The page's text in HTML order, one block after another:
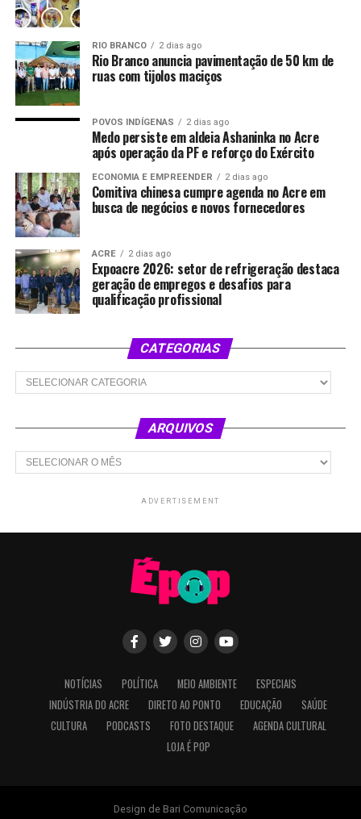
RIO BRANCO 2 dias ago
Rio Branco anuncia pavimentação de 50 km de
ruas com tijolos maciços
POVOS INDÍGENAS 2 dias ago
Medo persiste em aldeia Ashaninka no Acre
após operação da PF e reforço do Exército
ECONOMIA E EMPREENDER 2 dias ago
Comitiva chinesa cumpre agenda no Acre em
busca de negócios e novos fornecedores
ACRE 2 dias ago
Expoacre 2026: setor de refrigeração destaca
geração de empregos e desafios para
qualificação profissional
CATEGORIAS
Categorias
ARQUIVOS
Arquivos
ADVERTISEMENT
NOTÍCIAS POLÍTICA MEIO AMBIENTE
ESPECIAIS
INDÚSTRIA DO ACRE
DIRETO AO PONTO EDUCAÇÃO
SAÚDE
CULTURA
PODCASTS FOTO DESTAQUE
AGENDA CULTURAL
LOJA É POP
Design de Bari Comunicação